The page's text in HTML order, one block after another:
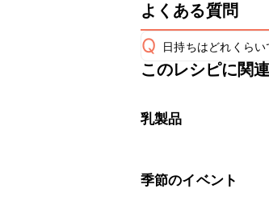
よくある質問
Q 日持ちはどれくらい
保存期間は冷蔵で
※日持ちは目安です。
このレシピに関
乳製品
季節のイベント